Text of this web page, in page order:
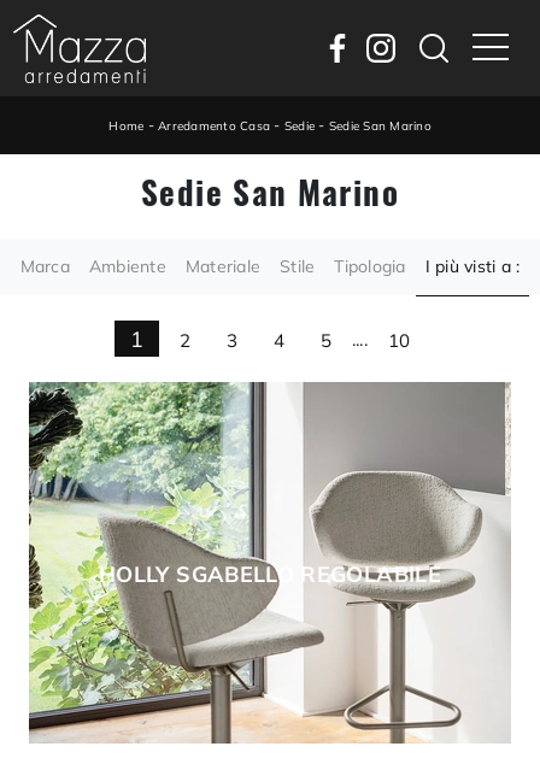
Home - Arredamento Casa - Sedie - Sedie San Marino
Sedie San Marino
Marca Ambiente Materiale Stile Tipologia I più visti a :
1 2 3 4 5 .... 10
HOLLY SGABELLO REGOLABILE